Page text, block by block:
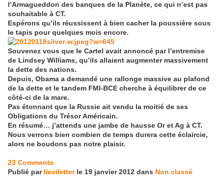
l’Armagueddon des banques de la Planète, ce qui n’est pas
souhaitable à CT.
Espérons qu’ils réussissent à bien cacher la poussière sous
le tapis pour quelques mois encore.
Souvenez vous que le Cartel avait annoncé par l’entremise
de Lindsey Williams, qu’ils allaient augmenter massivement
la dette des nations.
Depuis, Obama a demandé une rallonge massive au plafond
de la dette et le tandem FMI-BCE cherche à équilibrer de ce
côté-ci de la mare.
Pas étonnant que la Russie ait vendu la moitié de ses
Obligations du Trésor Américain.
En résumé… j’attends une jambe de hausse Or et Ag à CT.
Nous verrons bien combien de temps durera cette éclaircie,
alors ne boudons pas notre plaisir.
23 Comments
Publié par liesiletterle 19 janvier 2012 dans Non classé